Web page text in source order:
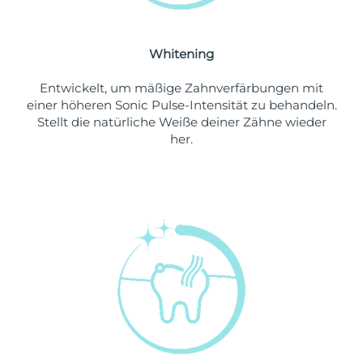
Whitening
Entwickelt, um mäßige Zahnverfärbungen mit
einer höheren Sonic Pulse-Intensität zu behandeln.
Stellt die natürliche Weiße deiner Zähne wieder
her.
09/08/2026
Luxemburg
Erwartete Lieferung
09/08/2026
Erwartete Lieferung
Erwartete Lieferung